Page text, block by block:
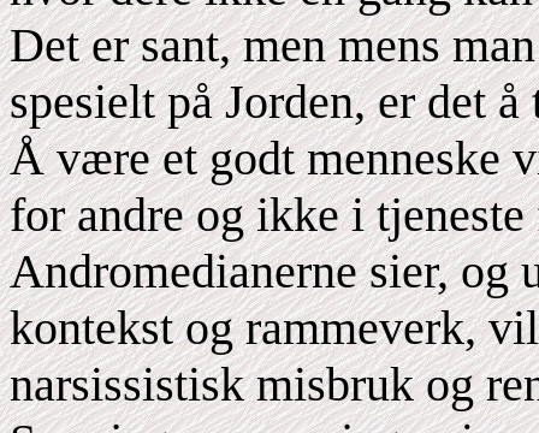
Det er sant, men mens
spesielt på Jorden, er det
Å være et godt menneske
for andre og ikke i
Andromedianerne sier, og
kontekst og rammeverk,
narsissistisk misbruk og